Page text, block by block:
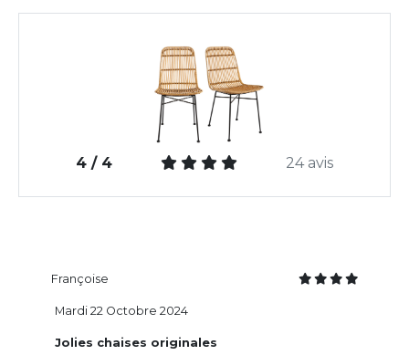
4 / 4 24 avis
Françoise
Jolies chaises originales
Mardi 22 Octobre 2024